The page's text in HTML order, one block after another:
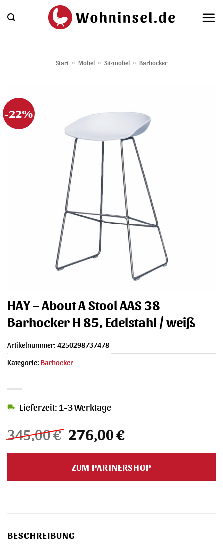
Inhalt
Start » Möbel » Sitzmöbel » Barhocker
-22%
HAY – About A Stool AAS 38
Barhocker H 85, Edelstahl / weiß
345,00€ Ursprünglicher
Preis
war:
345,00 €
276,00€Aktueller
ist:
276,00 €.
Lieferzeit: 1-3 Werktage
ZUM PARTNERSHOP
Artikelnummer: 4250298737478
Kategorie: Barhocker
BESCHREIBUNG